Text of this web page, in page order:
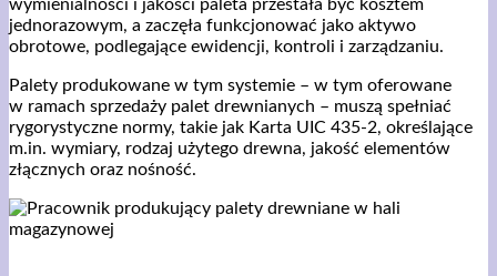
wymienialności i jakości paleta przestała być kosztem
jednorazowym, a zaczęła funkcjonować jako aktywo
obrotowe, podlegające ewidencji, kontroli i zarządzaniu.
Palety produkowane w tym systemie – w tym oferowane
w ramach sprzedaży palet drewnianych – muszą spełniać
rygorystyczne normy, takie jak Karta UIC 435-2, określające
m.in. wymiary, rodzaj użytego drewna, jakość elementów
złącznych oraz nośność.